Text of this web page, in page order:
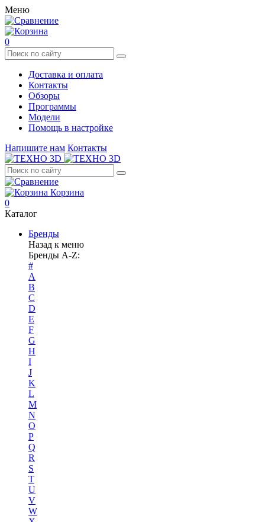
Меню
0
Доставка и оплата
Контакты
Обзоры
Программы
Модели
Помощь в настройке
Напишите нам Контакты
Корзина
0
Каталог
Бренды
Назад к меню
Бренды A-Z:
#
A
B
C
D
E
F
G
H
I
J
K
L
M
N
O
P
Q
R
S
T
U
V
W